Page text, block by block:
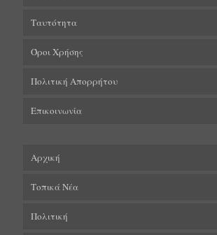
Ταυτότητα
Όροι Χρήσης
Πολιτική Απορρήτου
Επικοινωνία
Αρχική
Τοπικά Νέα
Πολιτική